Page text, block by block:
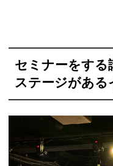
セミナーをする
ステージがあ